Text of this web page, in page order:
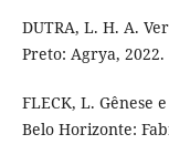
DUTRA, L. H. A.
Preto: Agrya, 2022.
FLECK, L. Gênese
Belo Horizonte: